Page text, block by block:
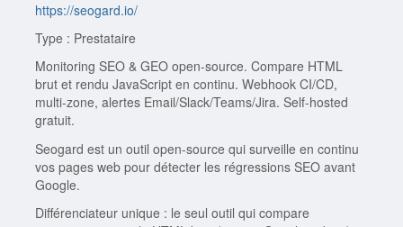
https://seogard.io/
Type : Prestataire
Monitoring SEO & GEO open-source. Compare HTML
brut et rendu JavaScript en continu. Webhook CI/CD,
multi-zone, alertes Email/Slack/Teams/Jira. Self-hosted
gratuit.
Seogard est un outil open-source qui surveille en continu
vos pages web pour détecter les régressions SEO avant
Google.
Différenciateur unique : le seul outil qui compare